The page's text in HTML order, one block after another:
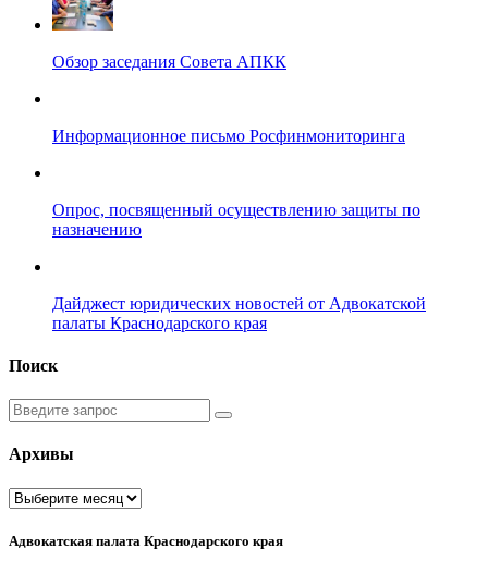
Обзор заседания Совета АПКК
Информационное письмо Росфинмониторинга
Опрос, посвященный осуществлению защиты по
назначению
Дайджест юридических новостей от Адвокатской
палаты Краснодарского края
Поиск
Введите
запрос
Архивы
Архивы
Адвокатская палата Краснодарского края